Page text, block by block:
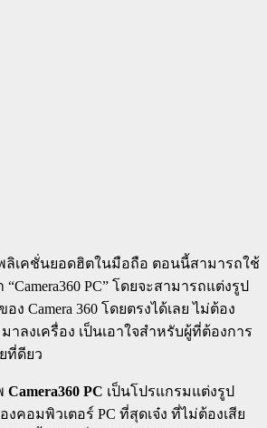
ลิเคชั่นยอดฮิตในมือถือ ตอนนี้สามารถใช้
PC” โดยจะสามารถแต่งรูป
ง Camera 360 โดยตรงได้เลย ไม่ต้อง
ลงเครื่อง เป็นเอาใจสำหรับผู้ที่ต้องการ
ที่ดียว
Camera360 PC เป็นโปรแกรมแต่งรูป
คอมพิวเตอร์ PC ที่สุดเจ๋ง ที่ไม่ต้องเสีย